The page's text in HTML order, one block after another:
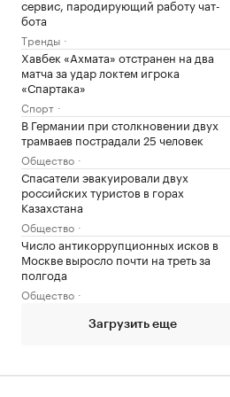
сервис, пародирующий работу чат-
бота
Тренды
Хавбек «Ахмата» отстранен на два
матча за удар локтем игрока
«Спартака»
Спорт
В Германии при столкновении двух
трамваев пострадали 25 человек
Общество
Спасатели эвакуировали двух
российских туристов в горах
Казахстана
Общество
Число антикоррупционных исков в
Москве выросло почти на треть за
полгода
Общество
Загрузить еще